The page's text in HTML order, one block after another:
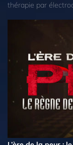
thérapie par